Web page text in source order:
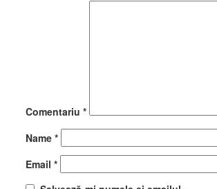
Comentariu *
Name *
Email *